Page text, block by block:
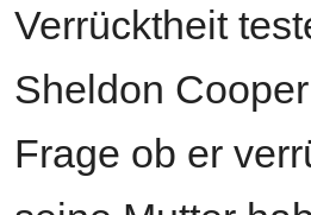
Verrücktheit
Sheldon
Frage ob er